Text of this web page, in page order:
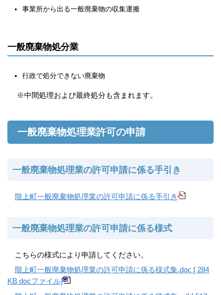
事業所から出る一般廃棄物の収集運搬
一般廃棄物処分業
行政で処分できない廃棄物
※中間処理および最終処分も含まれます。
一般廃棄物処理業許可の申請
一般廃棄物処理業の許可申請に係る手引き
階上町一般廃棄物処理業の許可申請に係る手引き
一般廃棄物処理業の許可申請に係る様式
こちらの様式により申請してください。
階上町一般廃棄物処理業の許可申請に係る様式集.doc [ 284
KB docファイル]